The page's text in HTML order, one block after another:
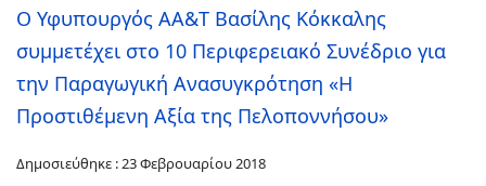
Ο Υφυπουργός ΑΑ&Τ Βασίλης Κόκκαλης
συμμετέχει στο 10 Περιφερειακό Συνέδριο για
την Παραγωγική Ανασυγκρότηση «Η
Προστιθέμενη Αξία της Πελοποννήσου»
Δημοσιεύθηκε : 23 Φεβρουαρίου 2018